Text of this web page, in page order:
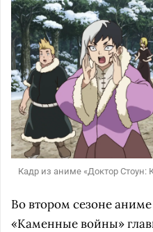
Кадр из аниме «Доктор
Во втором сезоне
«Каменные войны»